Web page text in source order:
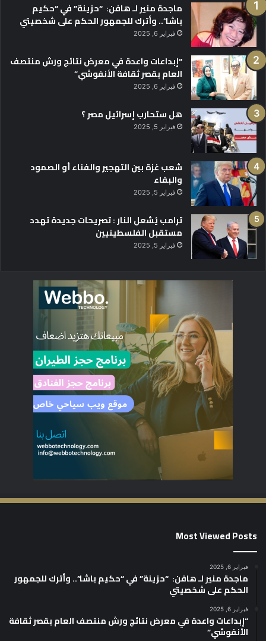
ماجدة منير لـ هافن: “حزينة” في “حكيم
باشا”.. وأترك للجمهور الحكم على شخصيتي
فبراير 6, 2025
“إبداعات واعدة في معرض نتائج ورش منتصف
العام بقصر ثقافة الأنفوشي”
فبراير 6, 2025
هل ستحارب إسرائيل مصر ؟
فبراير 5, 2025
شعب غزة بين التهجير والفناء أو الصمود
والبقاء
فبراير 5, 2025
ترامب يُشعل النار : تصريحات جديدة تهدد
مستقبل الفلسطينيين
فبراير 5, 2025
Most Viewed Posts
فبراير 6, 2025
ماجدة منير لـ هافن: “حزينة” في “حكيم باشا”.. وأترك للجمهور
الحكم على شخصيتي
فبراير 6, 2025
“إبداعات واعدة في معرض نتائج ورش منتصف العام بقصر ثقافة
الأنفوشي”